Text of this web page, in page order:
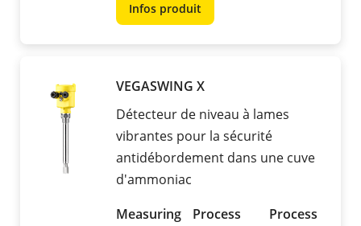
Infos produit
VEGASWING X
Détecteur de niveau à lames
vibrantes pour la sécurité
antidébordement dans une cuve
d'ammoniac
Measuring
Process
Process